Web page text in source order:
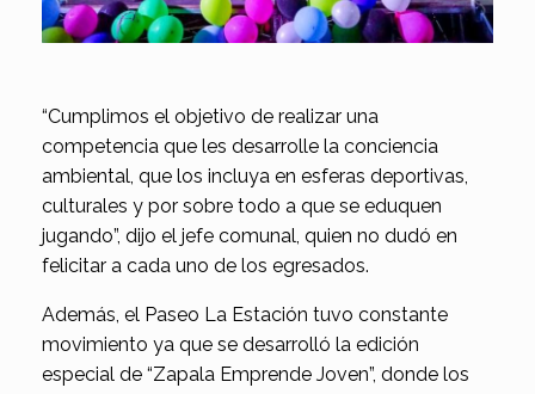
“Cumplimos el objetivo de realizar una
competencia que les desarrolle la conciencia
ambiental, que los incluya en esferas deportivas,
culturales y por sobre todo a que se eduquen
jugando”, dijo el jefe comunal, quien no dudó en
felicitar a cada uno de los egresados.
Además, el Paseo La Estación tuvo constante
movimiento ya que se desarrolló la edición
especial de “Zapala Emprende Joven”, donde los